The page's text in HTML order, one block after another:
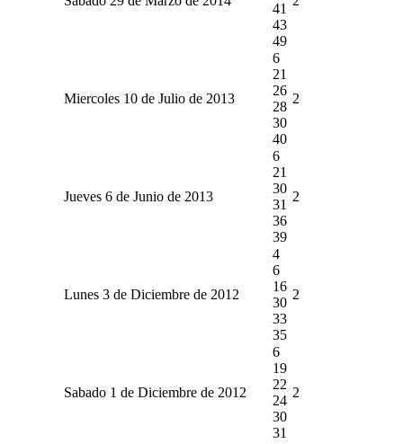
41
43
49
Miercoles 10 de Julio de 2013
6
21
26
28
30
40
2
Jueves 6 de Junio de 2013
6
21
30
31
36
39
2
Lunes 3 de Diciembre de 2012
4
6
16
30
33
35
2
Sabado 1 de Diciembre de 2012
6
19
22
24
30
31
2